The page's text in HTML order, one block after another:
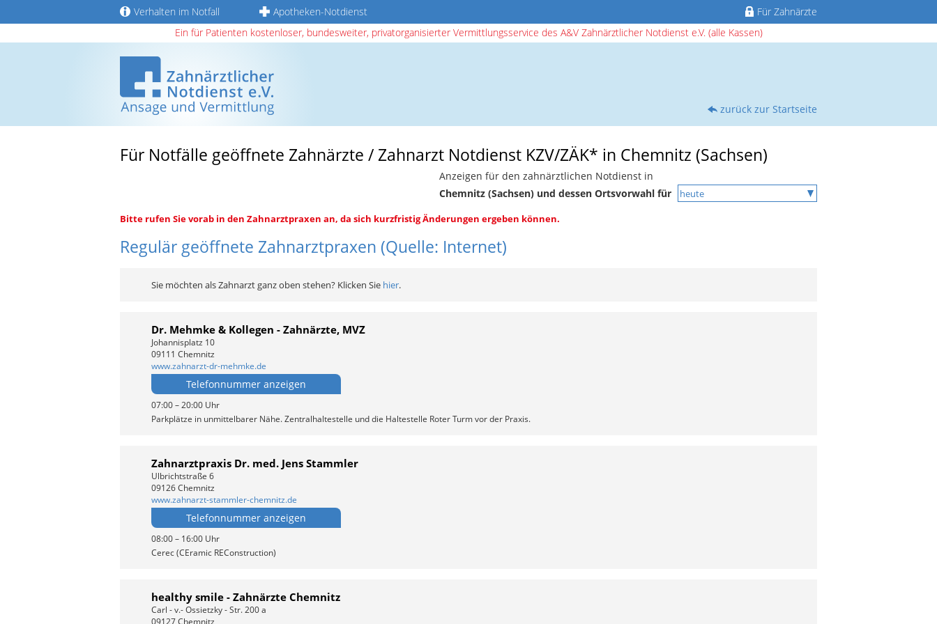
Verhalten im Notfall Apotheken-Notdienst
Für Zahnärzte
Ein für Patienten kostenloser, bundesweiter, privatorganisierter Vermittlungsservice des A&V Zahnärztlicher Notdienst e.V. (alle Kassen)
zurück zur Startseite
Für Notfälle geöffnete Zahnärzte / Zahnarzt Notdienst KZV/ZÄK* in Chemnitz (Sachsen)
Anzeigen für den zahnärztlichen Notdienst in
Chemnitz (Sachsen) und dessen Ortsvorwahl für
Bitte rufen Sie vorab in den Zahnarztpraxen an, da sich kurzfristig Änderungen ergeben können.
Regulär geöffnete Zahnarztpraxen (Quelle: Internet)
Sie möchten als Zahnarzt ganz oben stehen? Klicken Sie hier.
Dr. Mehmke & Kollegen - Zahnärzte, MVZ
Johannisplatz 10
09111 Chemnitz
www.zahnarzt-dr-mehmke.de
Telefonnummer anzeigen
07:00 – 20:00 Uhr
Parkplätze in unmittelbarer Nähe. Zentralhaltestelle und die Haltestelle Roter Turm vor der Praxis.
Zahnarztpraxis Dr. med. Jens Stammler
Ulbrichtstraße 6
09126 Chemnitz
www.zahnarzt-stammler-chemnitz.de
Telefonnummer anzeigen
08:00 – 16:00 Uhr
Cerec (CEramic REConstruction)
healthy smile - Zahnärzte Chemnitz
Carl - v.- Ossietzky - Str. 200 a
09127 Chemnitz